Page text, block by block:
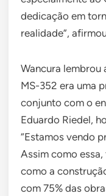
dedicação em
realidade”,
Wancura lembrou
MS-352 era uma
conjunto com o
Eduardo Riedel,
“Estamos vendo
Assim como
como a
com 75% das